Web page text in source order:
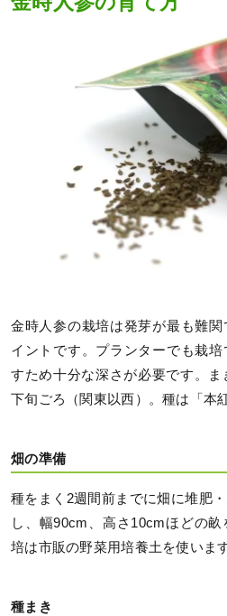
金時人参の栽培は発芽が最も難
イントです。プランターでも栽
すため十分な深さが必要です。ま
下旬ごろ（関東以西）。種は「本
畑の準備
種をまく2週間前までに畑に堆肥
し、幅90cm、高さ10cmほどの
培は市販の野菜用培養土を使います
種まき